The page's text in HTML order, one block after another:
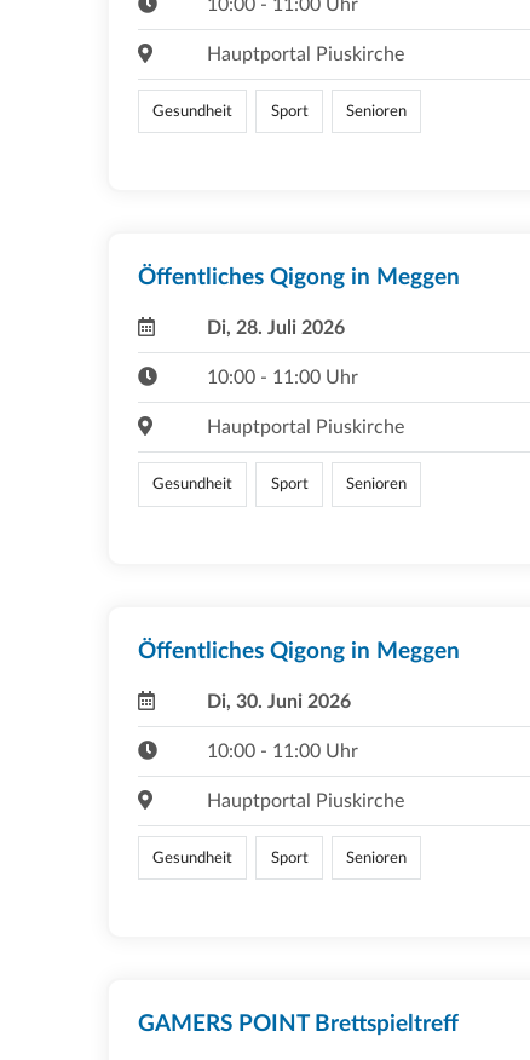
10:00 - 11:00 Uhr
Hauptportal Piuskirche
Gesundheit Sport Senioren
Öffentliches Qigong in Meggen
Di, 28. Juli 2026
10:00 - 11:00 Uhr
Hauptportal Piuskirche
Gesundheit Sport Senioren
Öffentliches Qigong in Meggen
Di, 30. Juni 2026
10:00 - 11:00 Uhr
Hauptportal Piuskirche
Gesundheit Sport Senioren
GAMERS POINT Brettspieltreff